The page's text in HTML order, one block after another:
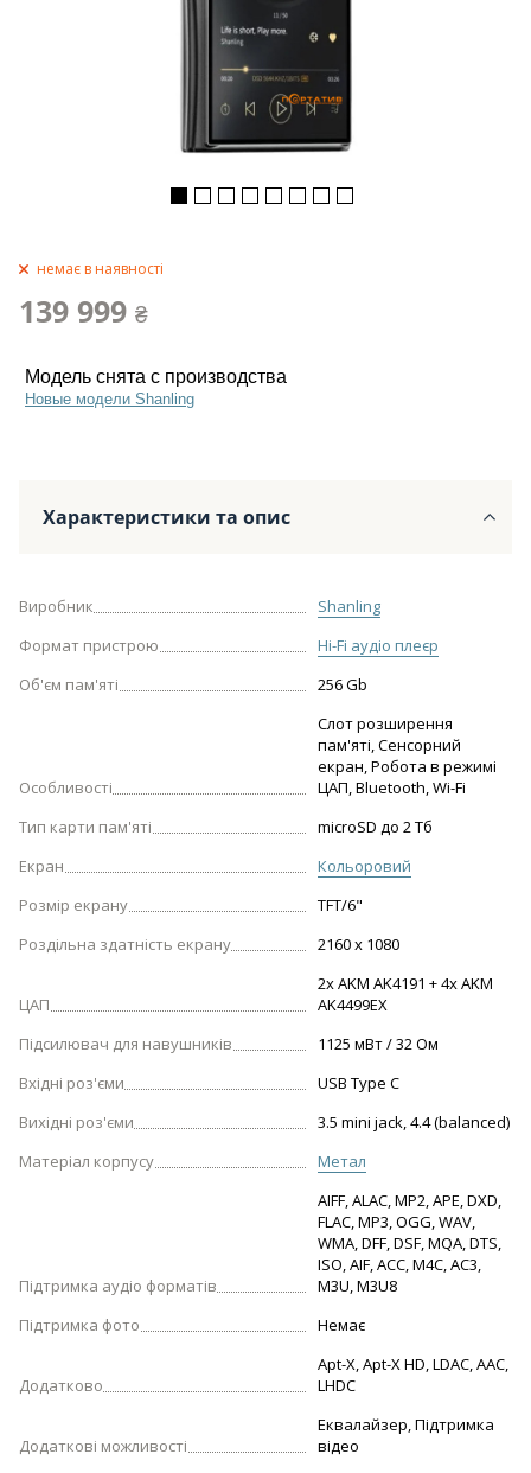
немає в наявності
139 999 ₴
Модель снята с производства
Новые модели Shanling
Характеристики та опис
Виробник
Shanling
Формат пристрою
Hi-Fi аудіо плеєр
Об'єм пам'яті
256 Gb
Особливості
Cлот розширення
пам'яті, Сенсорний
екран, Робота в режимі
ЦАП, Bluetooth, Wi-Fi
Тип карти пам'яті
microSD до 2 Тб
Екран
Кольоровий
Розмір екрану
TFT/6"
Роздільна здатність екрану
2160 х 1080
ЦАП
2x AKM AK4191 + 4x AKM
AK4499EX
Підсилювач для навушників
1125 мВт / 32 Ом
Вхідні роз'єми
USB Type C
Вихідні роз'єми
3.5 mini jack, 4.4 (balanced)
Матеріал корпусу
Метал
Підтримка аудіо форматів
AIFF, ALAC, MP2, APE, DXD,
FLAC, MP3, OGG, WAV,
WMA, DFF, DSF, MQA, DTS,
ISO, AIF, ACC, M4C, AC3,
M3U, M3U8
Підтримка фото
Немає
Додатково
Apt-X, Apt-X HD, LDAC, AAC,
LHDC
Додаткові можливості
Еквалайзер, Підтримка
відео